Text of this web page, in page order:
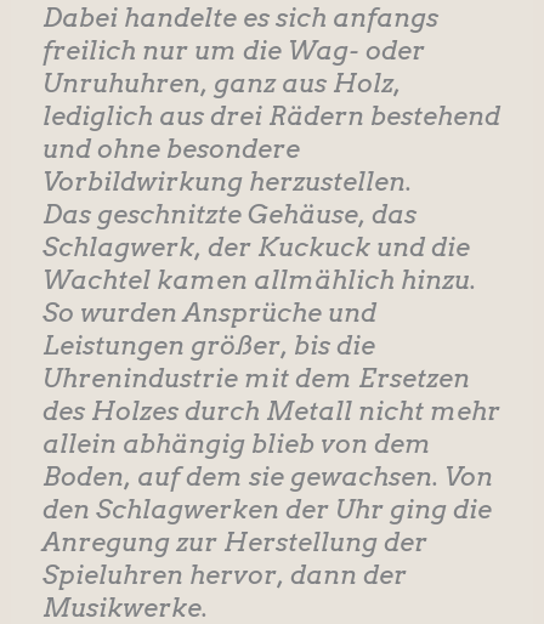
Dabei handelte es sich anfangs
freilich nur um die Wag- oder
Unruhuhren, ganz aus Holz,
lediglich aus drei Rädern bestehend
und ohne besondere
Vorbildwirkung herzustellen.
Das geschnitzte Gehäuse, das
Schlagwerk, der Kuckuck und die
Wachtel kamen allmählich hinzu.
So wurden Ansprüche und
Leistungen größer, bis die
Uhrenindustrie mit dem Ersetzen
des Holzes durch Metall nicht mehr
allein abhängig blieb von dem
Boden, auf dem sie gewachsen. Von
den Schlagwerken der Uhr ging die
Anregung zur Herstellung der
Spieluhren hervor, dann der
Musikwerke.